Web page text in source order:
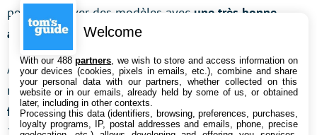
pouvez trouver des modèles avec une très bonne
autonomieaccompagnée par la charge rapide.
Au niveau des processeurs, c’est rarement incroyable,
mais dans beaucoup de cas, ils seront suffisants pour
faire tourner des jeux mobiles. De nos jours, même à
Welcome
With our 488partners , we wish to store and access information on
your devices (cookies, pixels in emails, etc.), combine and share
your personal data with our partners, whether collected on this
website or in our emails, already held by some of us, or obtained
later, including in other contexts.
Processing this data (identifiers, browsing, preferences, purchases,
loyalty programs, IP, postal addresses and emails, phone, precise